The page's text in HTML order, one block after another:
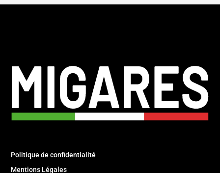
Politique de confidentialité
Mentions Légales